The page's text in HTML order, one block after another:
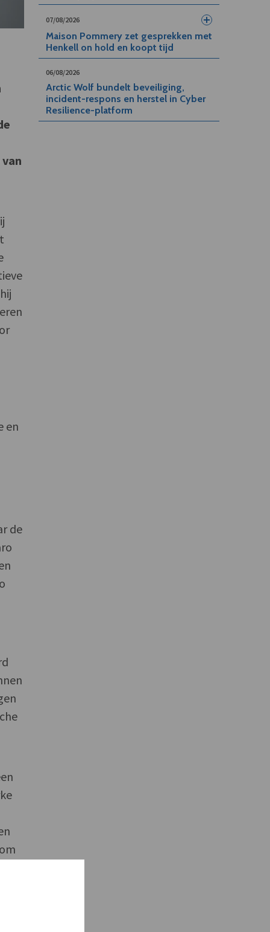
en
de
07/08/2026
Maison Pommery zet gesprekken met
Henkell on hold en koopt tijd
06/08/2026
Arctic Wolf bundelt beveiliging,
incident-respons en herstel in Cyber
Resilience-platform